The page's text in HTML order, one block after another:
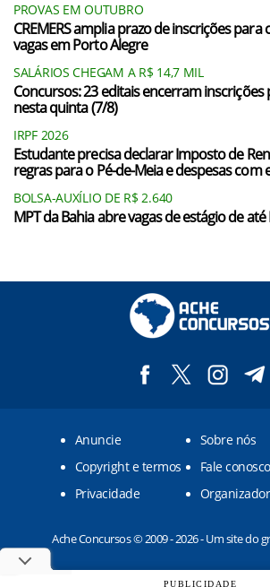
PROVAS EM OUTUBRO
CREMERS amplia prazo de inscrições
vagas em Porto Alegre
SALÁRIOS CHEGAM A R$ 14,7 MIL
Concursos: 23 editais encerram inscrições
nesta quinta (7/8)
IRPF 2026
Estudante precisa declarar Imposto de
regras para o Pé-de-Meia e despesas com
BOLSA-AUXÍLIO DE R$ 2.640
MPT da Bahia abre vagas de estágio de até
Anuncie
Sobre nós
Copyright e termos
Fale conosco
Privacidade
Ache Concursos © 2009 - 2026 - Um site do
PUBLICIDADE